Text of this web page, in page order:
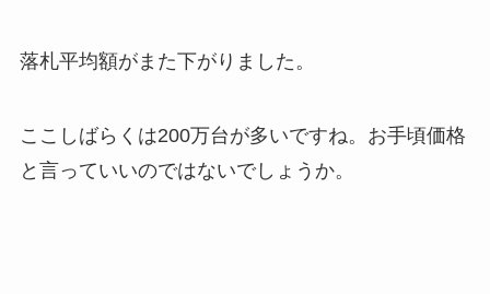
落札平均額がまた下がりました。
ここしばらくは200万台が多いですね。お手頃価格
と言っていいのではないでしょうか。